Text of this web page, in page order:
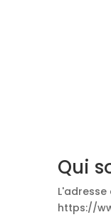
Qui
https://